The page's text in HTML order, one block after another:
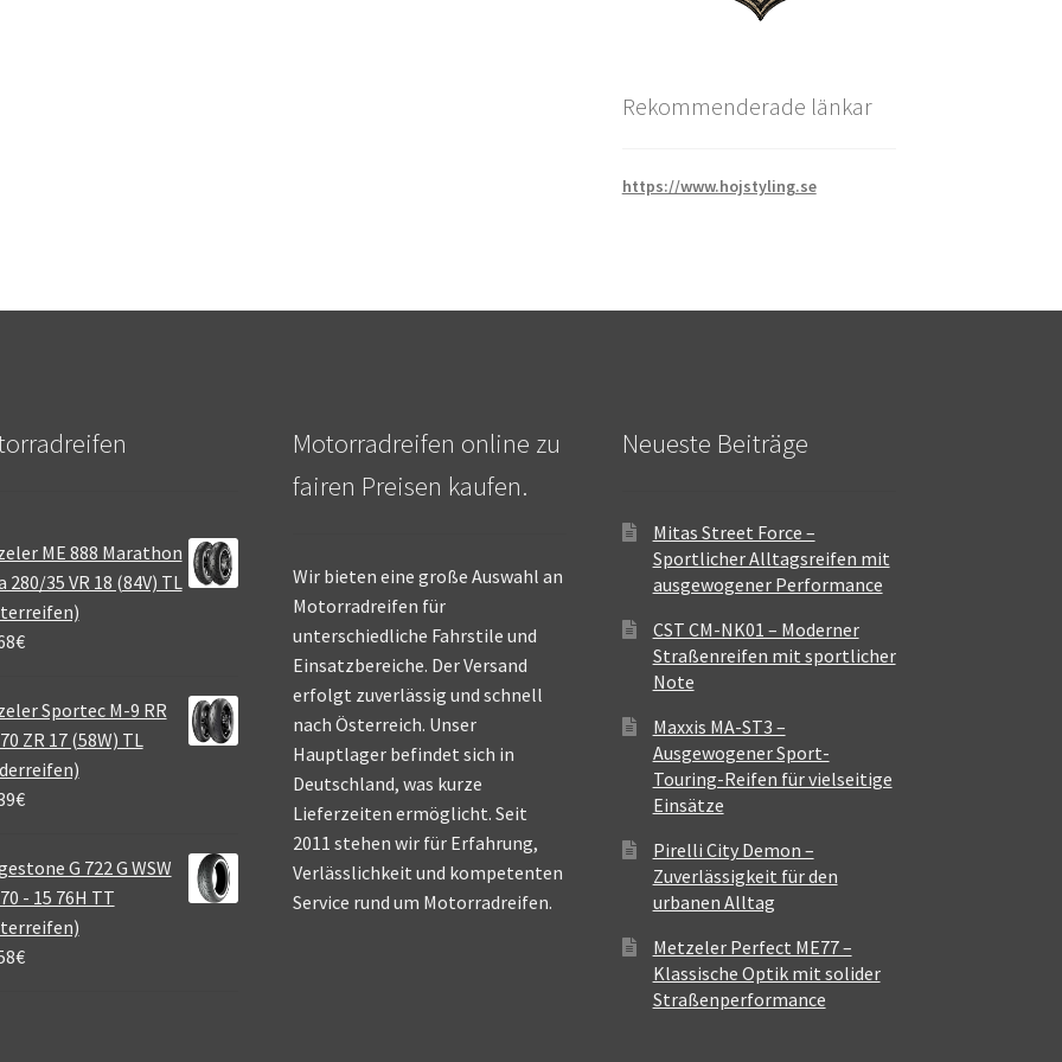
Rekommenderade länkar
https://www.hojstyling.se
ME 888 Marathon
280/35 VR 18 (84V) TL
€
Sportec M-9 RR
ZR 17 (58W) TL
€
G 722 G WSW
- 15 76H TT
€
Motorradreifen online zu
fairen Preisen kaufen.
Wir bieten eine große Auswahl an
Motorradreifen für
unterschiedliche Fahrstile und
Einsatzbereiche. Der Versand
erfolgt zuverlässig und schnell
nach Österreich. Unser
Hauptlager befindet sich in
Deutschland, was kurze
Lieferzeiten ermöglicht. Seit
2011 stehen wir für Erfahrung,
Verlässlichkeit und kompetenten
Service rund um Motorradreifen.
Neueste Beiträge
Mitas Street Force –
Sportlicher Alltagsreifen mit
ausgewogener Performance
CST CM-NK01 – Moderner
Straßenreifen mit sportlicher
Note
Maxxis MA-ST3 –
Ausgewogener Sport-
Touring-Reifen für vielseitige
Einsätze
Pirelli City Demon –
Zuverlässigkeit für den
urbanen Alltag
Metzeler Perfect ME77 –
Klassische Optik mit solider
Straßenperformance